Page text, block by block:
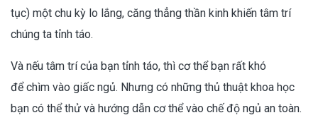
tục) một chu kỳ lo lắng, căng thẳng thần kinh khiến tâm trí
chúng ta tỉnh táo.
Và nếu tâm trí của bạn tỉnh táo, thì cơ thể bạn rất khó
để chìm vào giấc ngủ. Nhưng có những thủ thuật khoa học
bạn có thể thử và hướng dẫn cơ thể vào chế độ ngủ an toàn.